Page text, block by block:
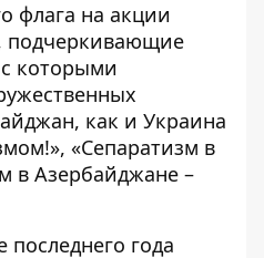
флага на акции
подчеркивающие
которыми
как и Украина
«Сепаратизм в
в Азербайджане –
года